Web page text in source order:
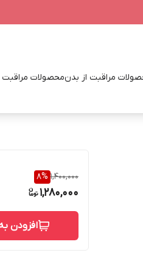
مراقبت از بدنمحصولات
1,400,000
8%
1,280,000
افزودن